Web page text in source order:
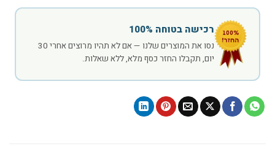
רכישה בטוחה 100%
נסו את המוצרים שלנו — אם לא תהיו מרוצים אחרי 30
יום, תקבלו החזר כסף מלא, ללא שאלות.